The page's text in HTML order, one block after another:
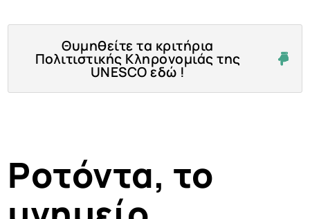
Θυμηθείτε τα κριτήρια
Πολιτιστικής Κληρονομιάς της
UNESCO εδώ !
Ροτόντα, το